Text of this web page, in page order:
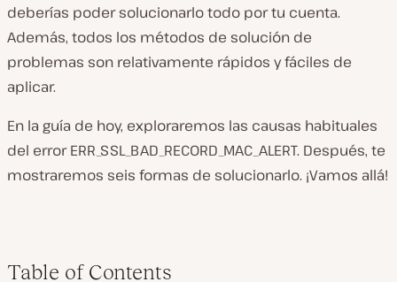
deberías poder solucionarlo todo por tu cuenta.
Además, todos los métodos de solución de
problemas son relativamente rápidos y fáciles de
aplicar.
En la guía de hoy, exploraremos las causas habituales
del error ERR_SSL_BAD_RECORD_MAC_ALERT. Después, te
mostraremos seis formas de solucionarlo. ¡Vamos allá!
Table of Contents